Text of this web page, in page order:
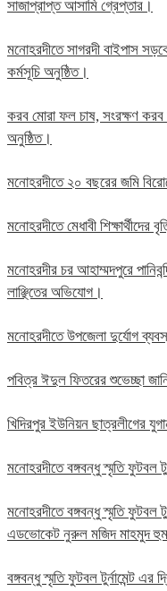
সাজাপ্রাপ্ত আসামি গ্রেপ্তার।
মনোহরদীতে সাগরদী বাইপাস
কর্মসূচি অনুষ্ঠিত।
করব মোরা ফল চাষ, সংরক্ষণ করব
অনুষ্ঠিত।
মনোহরদীতে ২০ বছরের জমি
মনোহরদীতে মেধাবী শিক্ষার্থীদের
মনোহরদীর চর আহাম্মদপুরে
লাঞ্ছিতের অভিযোগ।
মনোহরদীতে উপজেলা দুর্যোগ
পবিত্র ঈদুল ফিতরের শুভেচ্ছা
খিদিরপুর ইউনিয়ন ছাত্রলীগের
মনোহরদীতে বঙ্গবন্ধু স্মৃতি ফুটবল
মনোহরদীতে বঙ্গবন্ধু স্মৃতি ফুটবল
এডভোকেট নুরুল মজিদ মাহমুদ
বঙ্গবন্ধু স্মৃতি ফুটবল টুর্নামেন্ট এর